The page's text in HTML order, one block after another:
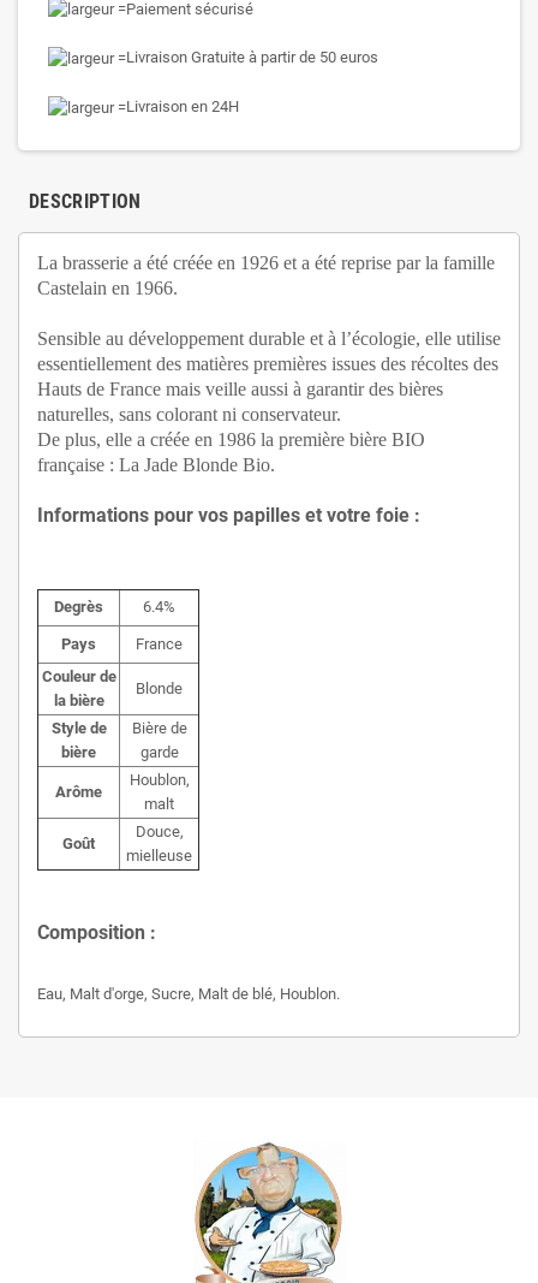
Paiement sécurisé
Livraison Gratuite à partir de 50 euros
Livraison en 24H
DESCRIPTION
La brasserie a été créée en 1926 et a été reprise par la famille
Castelain en 1966.
Sensible au développement durable et à l’écologie, elle utilise
essentiellement des matières premières issues des récoltes des
Hauts de France mais veille aussi à garantir des bières
naturelles, sans colorant ni conservateur.
De plus, elle a créée en 1986 la première bière BIO
française : La Jade Blonde Bio.
Informations pour vos papilles et votre foie :
Degrès 6.4%
Pays
France
Couleur de
la bière
Blonde
Style de
bière
Bière de
garde
Arôme
Houblon,
malt
Goût
Douce,
mielleuse
Composition :
Eau, Malt d'orge, Sucre, Malt de blé, Houblon.